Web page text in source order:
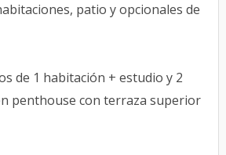
patio y opcionales de
de 1 habitación + estudio y 2
penthouse con terraza superior